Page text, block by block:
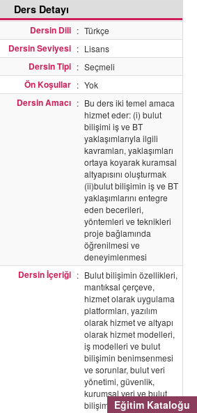
Eğitim Kataloğu
Ders Detayı
Dersin Dili : Türkçe
Dersin Seviyesi : Lisans
Dersin Tipi : Seçmeli
Ön Koşullar : Yok
Dersin Amacı : Bu ders iki temel amaca
hizmet eder: (i) bulut
bilişimi iş ve BT
yaklaşımlarıyla ilgili
kavramları, yaklaşımları
ortaya koyarak kuramsal
altyapısını oluşturmak
(ii)bulut bilişimin iş ve BT
yaklaşımlarını entegre
eden becerileri,
yöntemleri ve teknikleri
proje bağlamında
öğrenilmesi ve
deneyimlenmesi
Dersin İçeriği : Bulut bilişimin özellikleri,
mantıksal çerçeve,
hizmet olarak uygulama
platformları, yazılım
olarak hizmet ve altyapı
olarak hizmet modelleri,
iş modelleri ve bulut
bilişimin benimsenmesi
ve sorunlar, bulut veri
yönetimi, güvenlik,
kurumsal veri ve bulut
bilişim entegrasyonu,